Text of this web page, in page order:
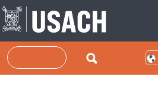
Pasar al contenido principal
Buscar